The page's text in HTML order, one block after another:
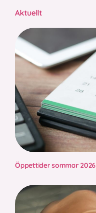
Aktuellt
Öppettider sommar 2026